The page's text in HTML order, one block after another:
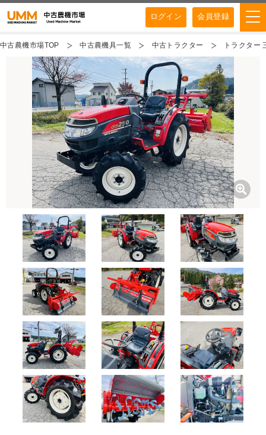
ログイン 会員登録
中古農機市場TOP 中古農機具一覧 中古トラクター トラクター